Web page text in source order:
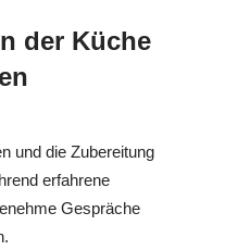
der Küche
und die Zubereitung
erfahrene
Gespräche